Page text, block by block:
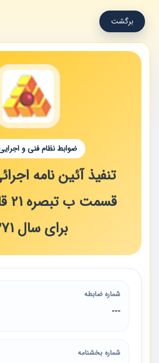
برگشت
ضوابط نظام فنی و
برای سال 1371
شماره ضابطه
---
شماره بخشنامه